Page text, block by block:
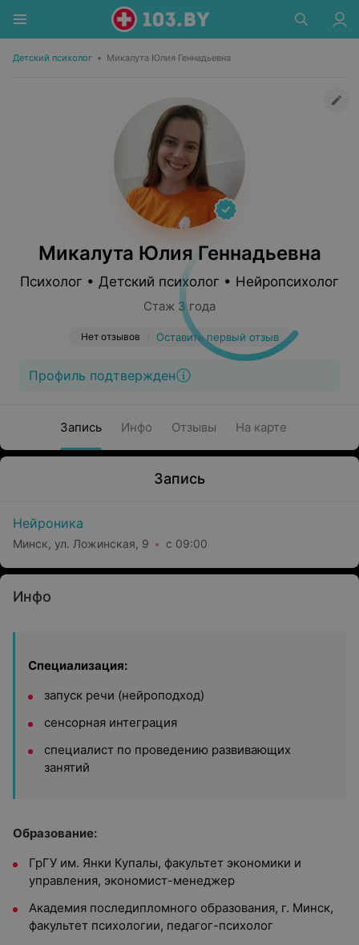
Детский психолог • Микалута Юлия Геннадьевна
Микалута Юлия Геннадьевна
Психолог • Детский психолог • Нейропсихолог
Стаж 3 года
Нет отзывов Оставить первый отзыв
Профиль подтвержден
Запись Инфо Отзывы На карте
Запись
Нейроника
Минск, ул. Ложинская, 9 с 09:00
Инфо
Специализация:
запуск речи (нейроподход)
сенсорная интеграция
специалист по проведению развивающих
занятий
Образование:
ГрГУ им. Янки Купалы, факультет экономики и
управления, экономист-менеджер
Академия последипломного образования, г. Минск,
факультет психологии, педагог-психолог